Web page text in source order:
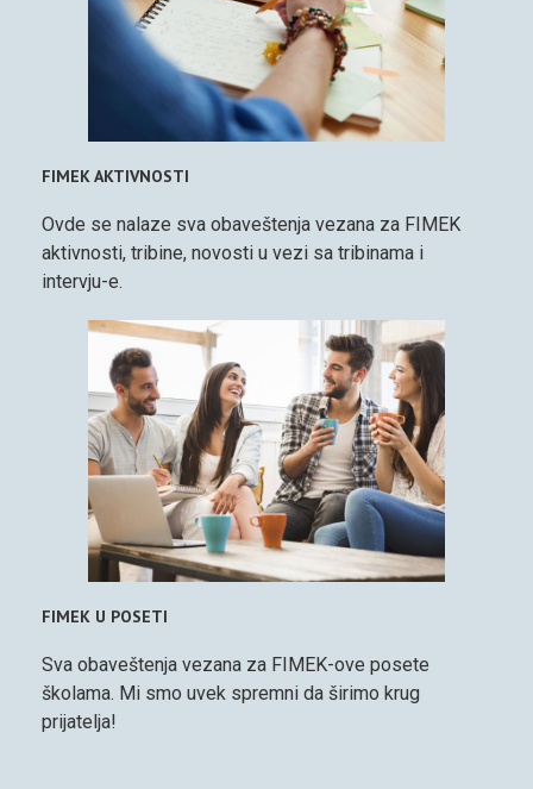
FIMEK AKTIVNOSTI
Ovde se nalaze sva obaveštenja vezana za FIMEK
aktivnosti, tribine, novosti u vezi sa tribinama i
intervju-e.
FIMEK U POSETI
Sva obaveštenja vezana za FIMEK-ove posete
školama. Mi smo uvek spremni da širimo krug
prijatelja!